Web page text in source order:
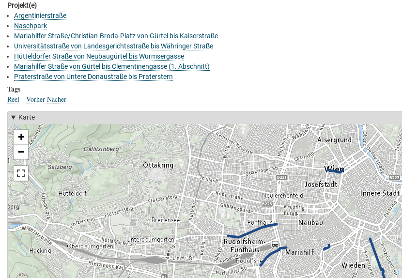
Projekt(e)
Argentinierstraße
Naschpark
Mariahilfer Straße/Christian-Broda-Platz von Gürtel bis Kaiserstraße
Universitätsstraße von Landesgerichtsstraße bis Währinger Straße
Hütteldorfer Straße von Neubaugürtel bis Wurmsergasse
Mariahilfer Straße von Gürtel bis Clementinengasse (1. Abschnitt)
Praterstraße von Untere Donaustraße bis Praterstern
Tags
Reel Vorher-Nacher
Karte
+
−